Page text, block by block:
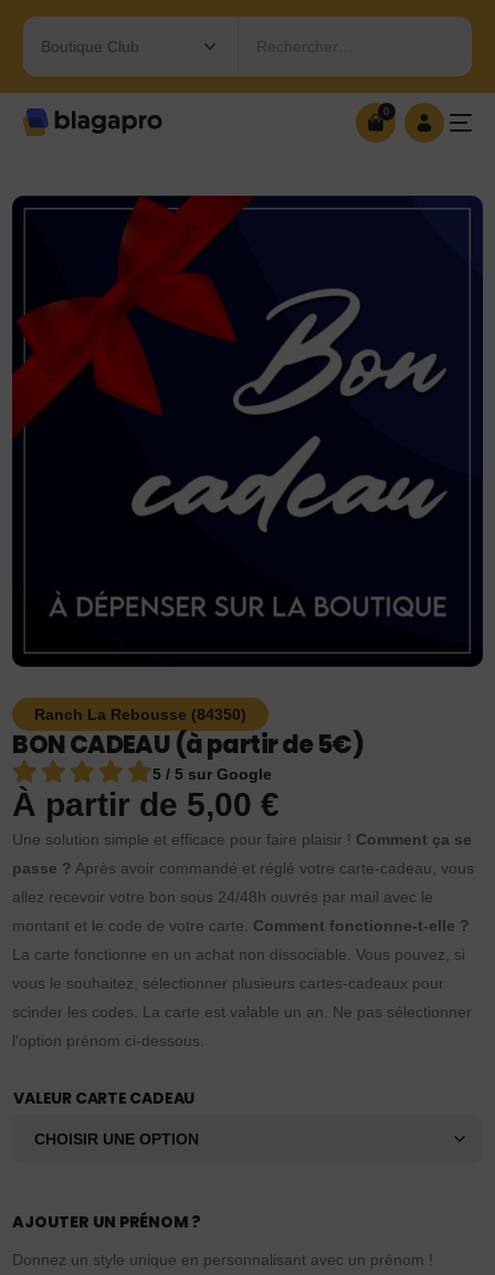
Rechercher…
0
Ranch La Rebousse (84350)
BON CADEAU (à partir de 5€)
5 / 5 sur Google
À partir de 5,00€
Une solution simple et efficace pour faire plaisir ! Comment ça se
passe ? Après avoir commandé et réglé votre carte-cadeau, vous
allez recevoir votre bon sous 24/48h ouvrés par mail avec le
montant et le code de votre carte. Comment fonctionne-t-elle ?
La carte fonctionne en un achat non dissociable. Vous pouvez, si
vous le souhaitez, sélectionner plusieurs cartes-cadeaux pour
scinder les codes. La carte est valable un an. Ne pas sélectionner
l'option prénom ci-dessous.
VALEUR CARTE CADEAU
AJOUTER UN PRÉNOM ?
Donnez un style unique en personnalisant avec un prénom !